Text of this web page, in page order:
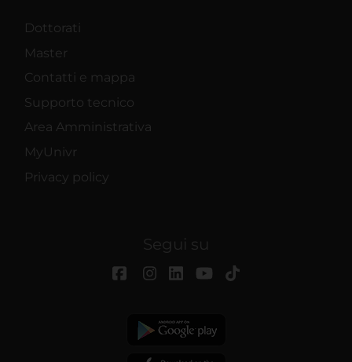
Dottorati
Master
Contatti e mappa
Supporto tecnico
Area Amministrativa
MyUnivr
Privacy policy
Segui su